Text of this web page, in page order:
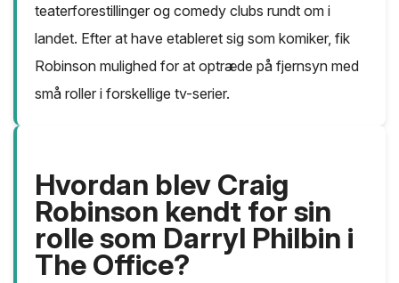
teaterforestillinger og comedy clubs rundt om i
landet. Efter at have etableret sig som komiker, fik
Robinson mulighed for at optræde på fjernsyn med
små roller i forskellige tv-serier.
Hvordan blev Craig
Robinson kendt for sin
rolle som Darryl Philbin i
The Office?